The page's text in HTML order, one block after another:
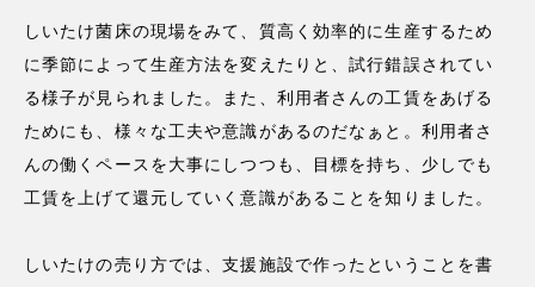
しいたけ菌床の現場をみて、質高く効率的に生産するため
に季節によって生産方法を変えたりと、試行錯誤されてい
る様子が見られました。また、利用者さんの工賃をあげる
ためにも、様々な工夫や意識があるのだなぁと。利用者さ
んの働くペースを大事にしつつも、目標を持ち、少しでも
工賃を上げて還元していく意識があることを知りました。
しいたけの売り方では、支援施設で作ったということを書